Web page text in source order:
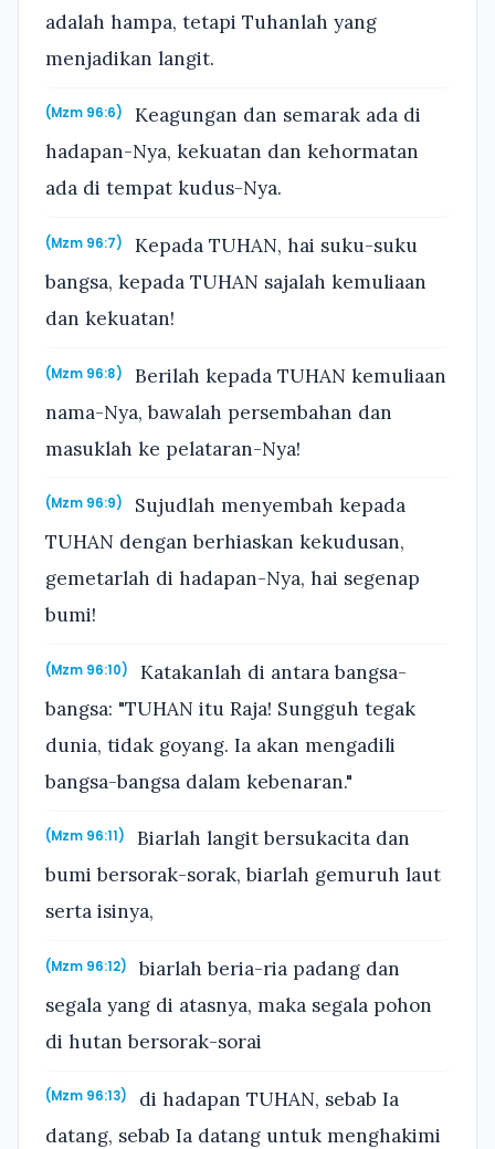
adalah hampa, tetapi Tuhanlah yang
menjadikan langit.
(Mzm 96:6)
Keagungan dan semarak ada di
hadapan-Nya, kekuatan dan kehormatan
ada di tempat kudus-Nya.
(Mzm 96:7)
Kepada TUHAN, hai suku-suku
bangsa, kepada TUHAN sajalah kemuliaan
dan kekuatan!
(Mzm 96:8)
Berilah kepada TUHAN kemuliaan
nama-Nya, bawalah persembahan dan
masuklah ke pelataran-Nya!
(Mzm 96:9)
Sujudlah menyembah kepada
TUHAN dengan berhiaskan kekudusan,
gemetarlah di hadapan-Nya, hai segenap
bumi!
(Mzm 96:10)
Katakanlah di antara bangsa-
bangsa: "TUHAN itu Raja! Sungguh tegak
dunia, tidak goyang. Ia akan mengadili
bangsa-bangsa dalam kebenaran."
(Mzm 96:11)
Biarlah langit bersukacita dan
bumi bersorak-sorak, biarlah gemuruh laut
serta isinya,
(Mzm 96:12)
biarlah beria-ria padang dan
segala yang di atasnya, maka segala pohon
di hutan bersorak-sorai
(Mzm 96:13)
di hadapan TUHAN, sebab Ia
datang, sebab Ia datang untuk menghakimi